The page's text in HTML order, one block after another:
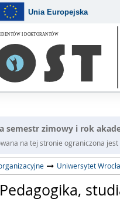
Unia Europejska
semestr zimowy i rok
na tej stronie ograniczona
Uniwersytet
Pedagogika,